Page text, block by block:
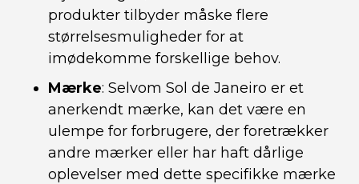
produkter tilbyder måske flere
størrelsesmuligheder for at
imødekomme forskellige behov.
Mærke: Selvom Sol de Janeiro er et
anerkendt mærke, kan det være en
ulempe for forbrugere, der foretrækker
andre mærker eller har haft dårlige
oplevelser med dette specifikke mærke